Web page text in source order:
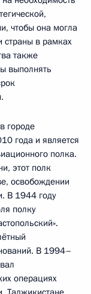
чтобы она могла
страны в рамках
также
выполнять
городе
года и является
полка.
этот полк
освобождении
В 1944 году
полку
В 1994–
операциях